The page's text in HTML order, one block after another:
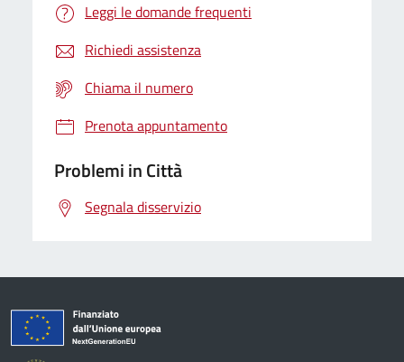
Leggi le domande frequenti
Richiedi assistenza
Chiama il numero
Prenota appuntamento
Problemi in Città
Segnala disservizio